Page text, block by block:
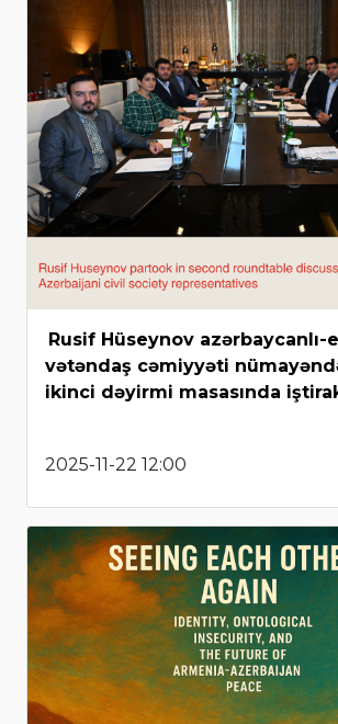
Rusif Hüseynov azərbaycanlı-
vətəndaş cəmiyyəti
ikinci dəyirmi masasında
2025-11-22 12:00